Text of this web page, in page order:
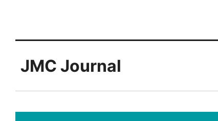
JMC Journal